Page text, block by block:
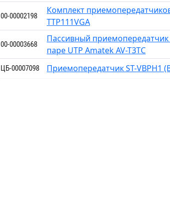
00-00002198
Комплект
TTP111VGA
00-00003668
Пассивный приемопередатчик
паре UTP Amatek AV-T3TC
ЦБ-00007098 Приемопередатчик ST-VBPH1